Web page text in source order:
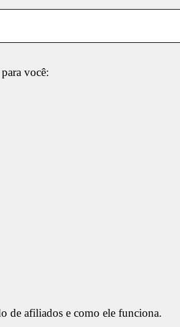
você:
de afiliados e como ele funciona.